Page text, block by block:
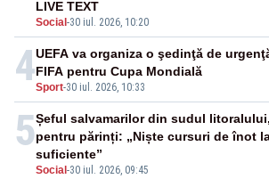
Social -30 iul. 2026, 10:20
LIVE TEXT
4Sport-30 iul. 2026, 10:33
UEFA va organiza o şedinţă de
FIFA pentru Cupa Mondială
5
Social -30 iul. 2026, 09:45
Șeful salvamarilor din sudul
pentru părinți: „Niște cursuri de înot
suficiente”